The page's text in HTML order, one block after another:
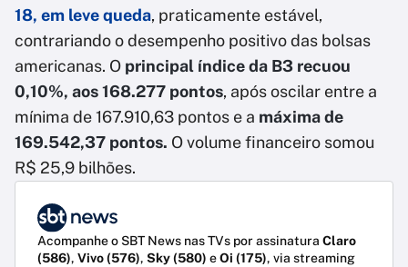
18, em leve queda, praticamente estável,
contrariando o desempenho positivo das bolsas
americanas. O principal índice da B3 recuou
0,10%, aos 168.277 pontos, após oscilar entre a
mínima de 167.910,63 pontos e a máxima de
169.542,37 pontos. O volume financeiro somou
R$ 25,9 bilhões.
Acompanhe o SBT News nas TVs por assinatura Claro
(586), Vivo (576), Sky (580) eOi (175), via streaming